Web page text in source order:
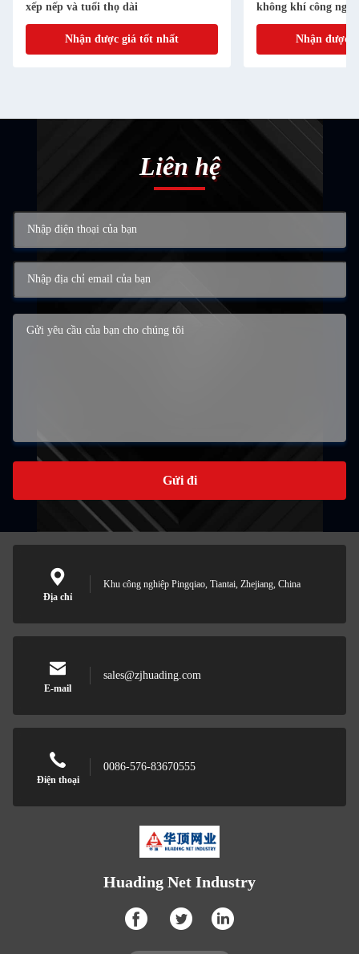
xếp nếp và tuổi thọ dài
Nhận được giá tốt nhất
không khí công
Nhận được
Liên hệ
Gửi đi
Địa chỉ
Khu công nghiệp Pingqiao, Tiantai, Zhejiang, China
E-mail
sales@zjhuading.com
Điện thoại
0086-576-83670555
Huading Net Industry